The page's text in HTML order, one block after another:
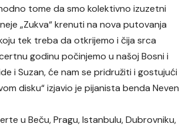
tome da smo kolektivno izuzetni
„Zukva“ krenuti na nova putovanja
tek treba da otkrijemo i čija srca
godinu počinjemo u našoj Bosni i
i Suzan, će nam se pridružiti i gostujući
disku“ izjavio je pijanista benda Neven
u Beču, Pragu, Istanbulu, Dubrovniku,